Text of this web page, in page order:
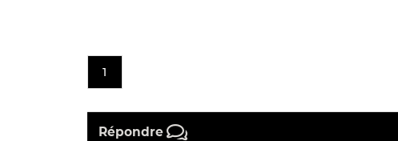
1
Répondre